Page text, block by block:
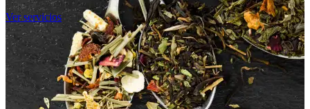
Ver servicios